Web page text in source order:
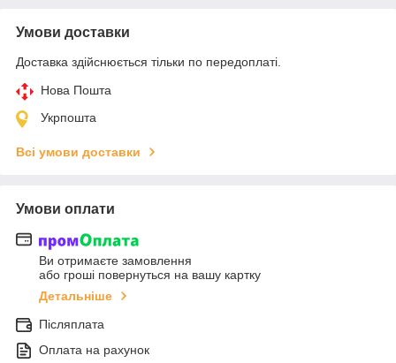
Умови доставки
Доставка здійснюється тільки по передоплаті.
Нова Пошта
Укрпошта
Всі умови доставки
Умови оплати
Ви отримаєте замовлення
або гроші повернуться на вашу картку
Детальніше
Післяплата
Оплата на рахунок